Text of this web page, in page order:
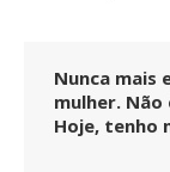
Nunca mais
mulher. Não
Hoje, tenho